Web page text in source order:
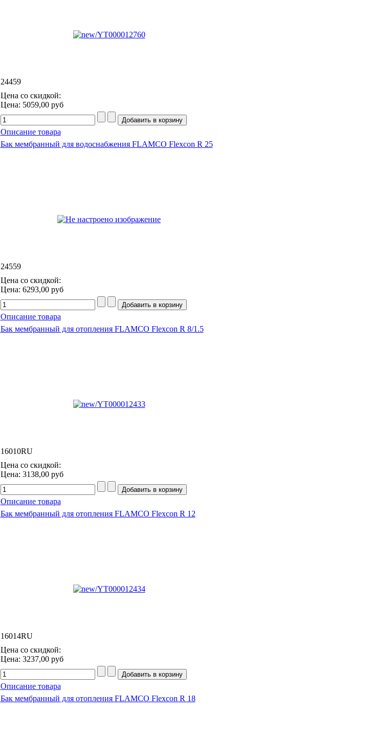
24459
Цена со скидкой:
Цена: 5059,00 руб
Описание товара
Бак мембранный для водоснабжения FLAMCO Flexcon R 25
24559
Цена со скидкой:
Цена: 6293,00 руб
Описание товара
Бак мембранный для отопления FLAMCO Flexcon R 8/1.5
16010RU
Цена со скидкой:
Цена: 3138,00 руб
Описание товара
Бак мембранный для отопления FLAMCO Flexcon R 12
16014RU
Цена со скидкой:
Цена: 3237,00 руб
Описание товара
Бак мембранный для отопления FLAMCO Flexcon R 18